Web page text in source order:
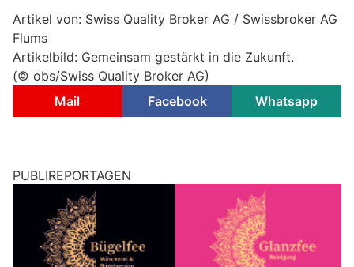
Artikel von: Swiss Quality Broker AG / Swissbroker AG
Flums
Artikelbild: Gemeinsam gestärkt in die Zukunft.
(© obs/Swiss Quality Broker AG)
Mail
Facebook Whatsapp
PUBLIREPORTAGEN